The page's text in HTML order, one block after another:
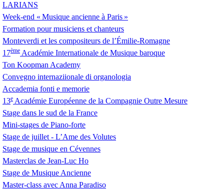
LARIANS
Week-end « Musique ancienne à Paris »
Formation pour musiciens et chanteurs
Monteverdi et les compositeurs de l’Émilie-Romagne
17ème Académie Internationale de Musique baroque
Ton Koopman Academy
Convegno internaziionale di organologia
Accademia fonti e memorie
13e Académie Européenne de la Compagnie Outre Mesure
Stage dans le sud de la France
Mini-stages de Piano-forte
Stage de juillet - L’Ame des Volutes
Stage de musique en Cévennes
Masterclas de Jean-Luc Ho
Stage de Musique Ancienne
Master-class avec Anna Paradiso